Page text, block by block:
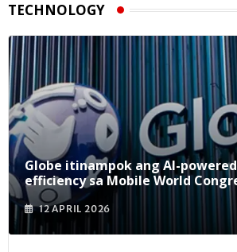
TECHNOLOGY
Globe itinampok ang AI-
efficiency sa Mobile World
12 APRIL 2026